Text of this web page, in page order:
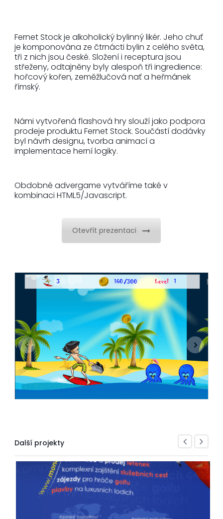
Fernet Stock je alkoholický bylinný likér. Jeho chuť
je komponována ze čtrnácti bylin z celého světa,
tři z nich jsou české. Složení i receptura jsou
střeženy, odtajněny byly alespoň tři ingredience:
hořcový kořen, zeměžlučová nať a heřmánek
římský.
Námi vytvořená flashová hry slouží jako podpora
prodeje produktu Fernet Stock. Součástí dodávky
byl návrh designu, tvorba animací a
implementace herní logiky.
Obdobné advergame vytváříme také v
kombinaci HTML5/Javascript.
Otevřít prezentaci
Další projekty